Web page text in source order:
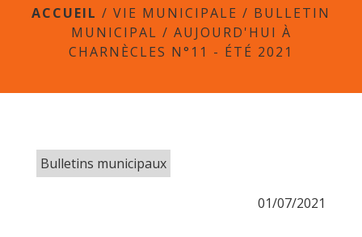
ACCUEIL / VIE MUNICIPALE / BULLETIN
MUNICIPAL / AUJOURD'HUI À
CHARNÈCLES N°11 - ÉTÉ 2021
Bulletins municipaux
01/07/2021